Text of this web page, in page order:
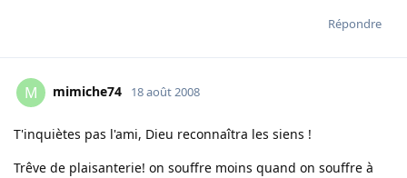
Répondre
M mimiche74 18 août 2008
T'inquiètes pas l'ami, Dieu reconnaîtra les siens !
Trêve de plaisanterie! on souffre moins quand on souffre à